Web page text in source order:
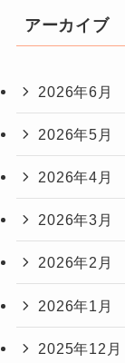
アーカイブ
2026年6月
2026年5月
2026年4月
2026年3月
2026年2月
2026年1月
2025年12月